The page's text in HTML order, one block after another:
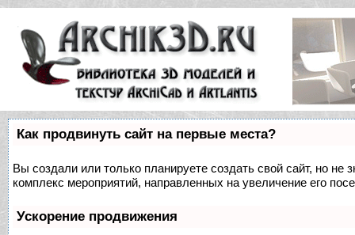
Как продвинуть сайт на первые места?
Вы создали или только планируете создать свой сайт, но не
комплекс мероприятий, направленных на увеличение его
Ускорение продвижения